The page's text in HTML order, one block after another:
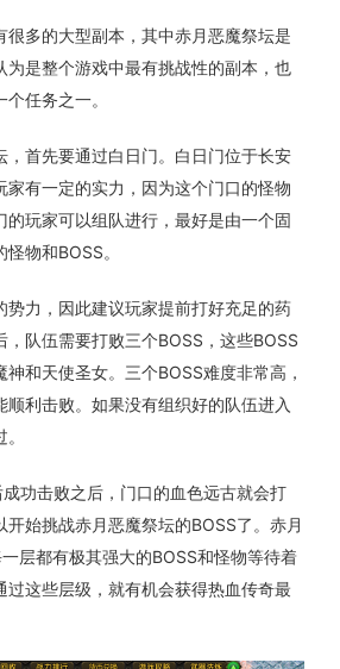
很多的大型副本，其中赤月恶魔祭坛是
为是整个游戏中最有挑战性的副本，也
任务之一。
，首先要通过白日门。白日门位于长安
家有一定的实力，因为这个门口的怪物
的玩家可以组队进行，最好是由一个固
物和BOSS。
势力，因此建议玩家提前打好充足的药
队伍需要打败三个BOSS，这些BOSS
和天使圣女。三个BOSS难度非常高，
顺利击败。如果没有组织好的队伍进入
功击败之后，门口的血色远古就会打
始挑战赤月恶魔祭坛的BOSS了。赤月
层都有极其强大的BOSS和怪物等待着
过这些层级，就有机会获得热血传奇最